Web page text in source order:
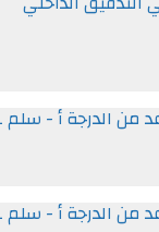
أ - سلم 11
أ - سلم 11